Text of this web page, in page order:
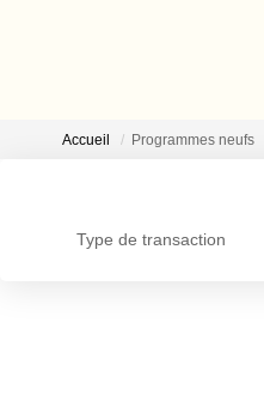
Accueil Programmes neufs
Type de transaction